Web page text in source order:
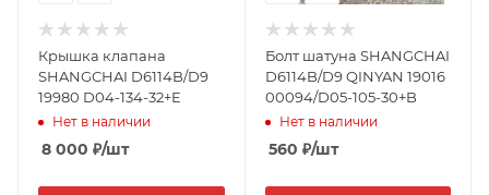
Крышка клапана
SHANGCHAI D6114B/D9
19980 D04-134-32+E
Нет в наличии
8 000 ₽/шт
Болт шатуна SHANGCHAI
D6114B/D9 QINYAN 19016
00094/D05-105-30+B
Нет в наличии
560 ₽/шт